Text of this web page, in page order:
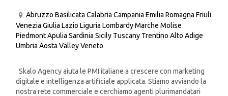
Abruzzo Basilicata Calabria Campania Emilia Romagna Friuli
Venezia Giulia Lazio Liguria LombardyMarche Molise
PiedmontApulia Sardinia Sicily Tuscany Trentino Alto Adige
Umbria Aosta ValleyVeneto
Skalo Agency aiuta le PMI italiane a crescere con marketing
digitale e intelligenza artificiale applicata. Stiamo avviando la
nostra rete commerciale e cerchiamo agenti plurimandatari